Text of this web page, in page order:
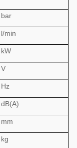
bar
l/min
kW
V
Hz
dB(A)
mm
kg